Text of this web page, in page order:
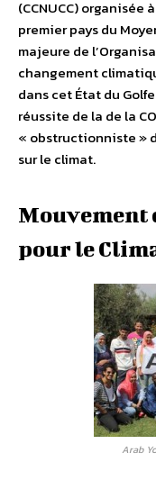
(CCNUCC) organisée
premier pays du
majeure de
changement
dans cet État du
réussite de la de la
« obstructionniste »
sur le climat.
Mouvement
pour le
Arab